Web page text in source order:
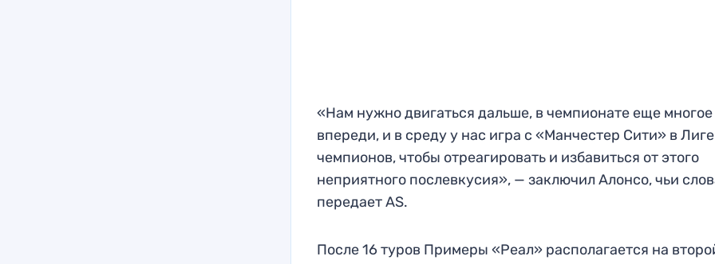
«Нам нужно двигаться дальше, в чемпионате еще многое
впереди, и в среду у нас игра с «Манчестер Сити» в Лиге
чемпионов, чтобы отреагировать и избавиться от этого
неприятного послевкусия», — заключил Алонсо, чьи
передает AS.
После 16 туров Примеры «Реал» располагается на